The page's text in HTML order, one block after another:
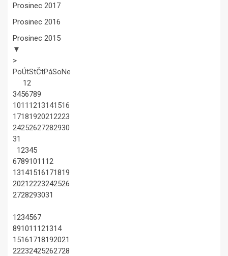
Prosinec 2017
Prosinec 2016
Prosinec 2015
▼
>
PoÚtStČtPáSoNe
12
3456789
1011 1213141516
17181920212223
24252627282930
31
12345
67891011 12
13141516171819
20212223242526
2728293031
1234567
891011 121314
15161718192021
22232425262728